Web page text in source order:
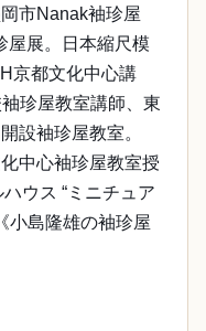
市Nanak袖珍屋
屋展。日本縮尺模
京都文化中心講
珍屋教室講師、東
設袖珍屋教室。
中心袖珍屋教室授
ウス “ミニチュア
小島隆雄の袖珍屋